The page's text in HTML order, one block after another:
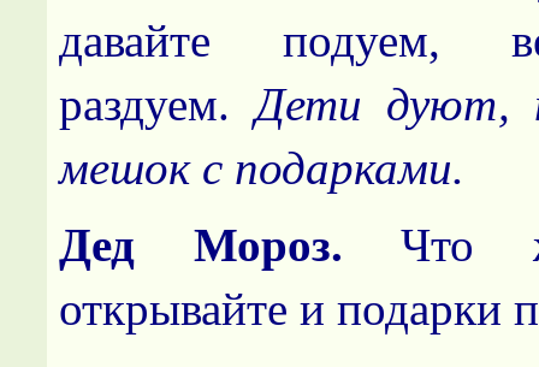
давайте подуем,
раздуем.Дети дуют,
мешок с подарками.
Дед Мороз. Что
открывайте и подарки